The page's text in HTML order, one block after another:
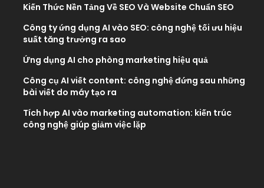
Kiến Thức Nền Tảng Về SEO Và Website Chuẩn SEO
Công ty ứng dụng AI vào SEO: công nghệ tối ưu hiệu
suất tăng trưởng ra sao
Ứng dụng AI cho phòng marketing hiệu quả
Công cụ AI viết content: công nghệ đứng sau những
bài viết do máy tạo ra
Tích hợp AI vào marketing automation: kiến trúc
công nghệ giúp giảm việc lặp